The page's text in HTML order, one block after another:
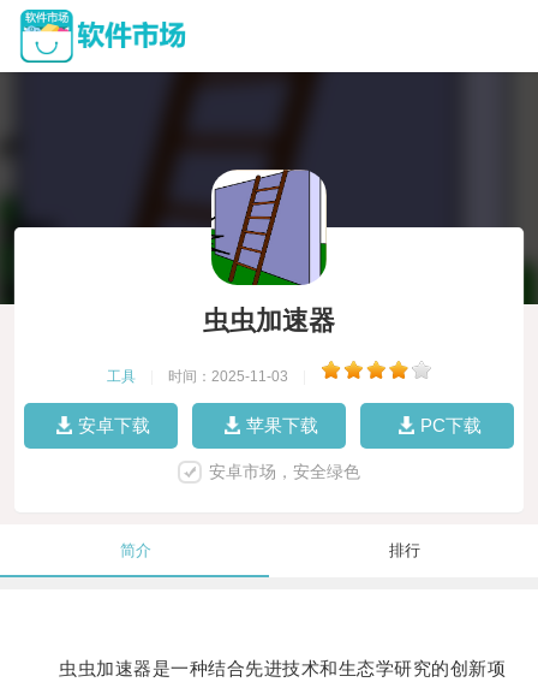
虫虫加速器
工具 时间：2025-11-03
安卓下载 苹果下载 PC下载
安卓市场，安全绿色
简介 排行
虫虫加速器是一种结合先进技术和生态学研究的创新项